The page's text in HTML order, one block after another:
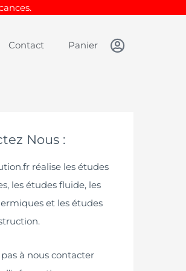
Contact Panier
Nous :
réalise les études
les études fluide, les
et les études
pas à nous contacter